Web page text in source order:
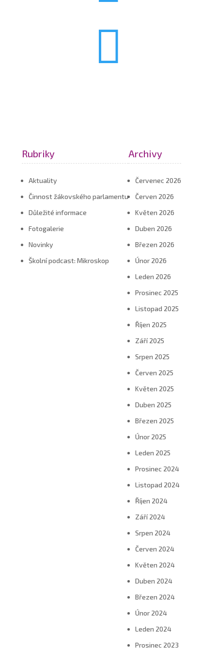

Rubriky
Aktuality
Činnost žákovského parlamentu
Důležité informace
Fotogalerie
Novinky
Školní podcast: Mikroskop
Archivy
Červenec 2026
Červen 2026
Květen 2026
Duben 2026
Březen 2026
Únor 2026
Leden 2026
Prosinec 2025
Listopad 2025
Říjen 2025
Září 2025
Srpen 2025
Červen 2025
Květen 2025
Duben 2025
Březen 2025
Únor 2025
Leden 2025
Prosinec 2024
Listopad 2024
Říjen 2024
Září 2024
Srpen 2024
Červen 2024
Květen 2024
Duben 2024
Březen 2024
Únor 2024
Leden 2024
Prosinec 2023